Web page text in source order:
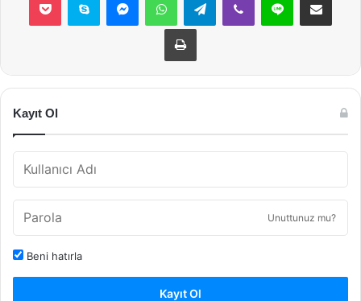
Yazdır
Kayıt Ol
Unuttunuz mu?
Beni hatırla
Kayıt Ol